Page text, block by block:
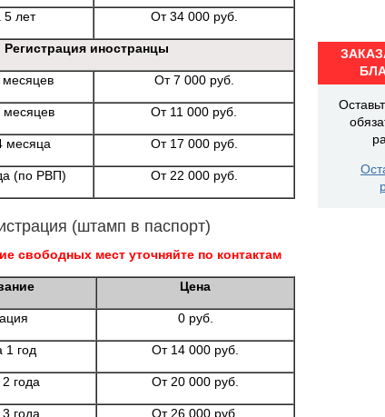
лет От 34 000 руб.
Регистрация иностранцы
От 7 000 руб.
От 11 000 руб.
месяца От 17 000 руб.
(по РВП) От 22 000 руб.
(штамп в паспорт)
свободных мест уточняйте по контактам
Цена
0 руб.
1 год От 14 000 руб.
года От 20 000 руб.
года От 26 000 руб.